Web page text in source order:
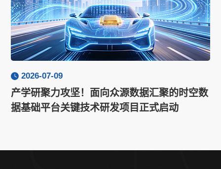
2026-07-09
产学研聚力攻坚！面向众源数据汇聚的时空数
据基础平台关键技术研发项目正式启动